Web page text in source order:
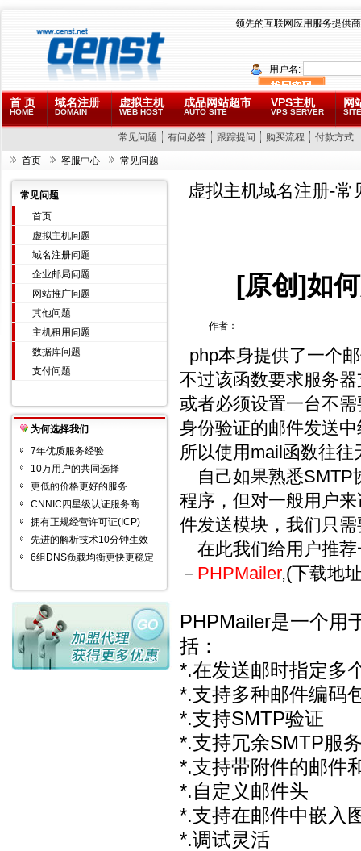
领先的互联网应用服务提供商
用户名:
首 页
HOME
域名注册
DOMAIN
虚拟主机
WEB HOST
成品网站超市
AUTO SITE
VPS主机
VPS SERVER
网
常见问题 有问必答 跟踪提问 购买流程 付款方式
首页 客服中心 常见问题
常见问题
首页
虚拟主机问题
域名注册问题
企业邮局问题
网站推广问题
其他问题
主机租用问题
数据库问题
支付问题
为何选择我们
7年优质服务经验
10万用户的共同选择
更低的价格更好的服务
CNNIC四星级认证服务商
拥有正规经营许可证(ICP)
先进的解析技术10分钟生效
6组DNS负载均衡更快更稳定
虚拟主机域名注册-常
[原创]如
作者：
php本身提供了一个
不过该函数要求服务
或者必须设置一台不
身份验证的邮件发送
所以使用mail函数往
自己如果熟悉SMTP
程序，但对一般用户
件发送模块，我们只
在此我们给用户推荐
－ PHPMailer,(下载地
PHPMailer是一个用
括：
*.在发送邮时指定多
*.支持多种邮件编码
*.支持SMTP验证
*.支持冗余SMTP服
*.支持带附件的邮件
*.自定义邮件头
*.支持在邮件中嵌入
*.调试灵活